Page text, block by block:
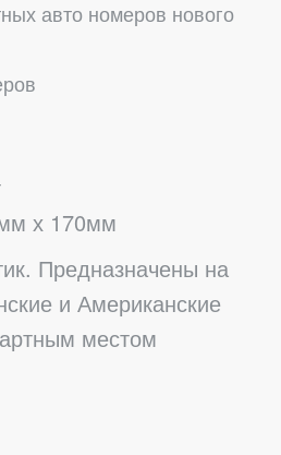
х 170мм
Предназначены на
и Американские
местом